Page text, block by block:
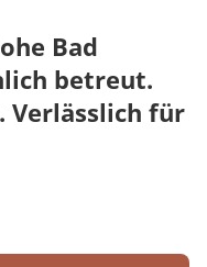
Bad
betreut.
Verlässlich für